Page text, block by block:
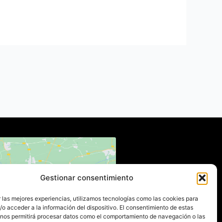
Gestionar consentimiento
las mejores experiencias, utilizamos tecnologías como las cookies para
o acceder a la información del dispositivo. El consentimiento de estas
permitirá procesar datos como el comportamiento de navegación o las
y permitir este
(Translation error)